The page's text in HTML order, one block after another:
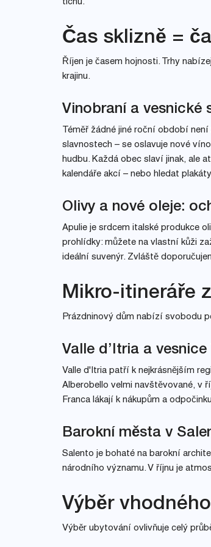
tichu.
Čas sklizně =
Říjen je časem hojnosti. Trhy
krajinu.
Vinobraní a vesnické
Téměř žádné jiné roční období
slavnostech – se oslavuje nové
hudbu. Každá obec slaví jinak, ale
kalendáře akcí – nebo hledat
Olivy a nové oleje:
Apulie je srdcem italské produkce
prohlídky: můžete na vlastní kůži
ideální suvenýr. Zvláště
Mikro-itineráře
Prázdninový dům nabízí svobodu
Valle d’Itria a vesnice
Valle d'Itria patří k nejkrásnějším
Alberobello velmi navštěvované, v
Franca lákají k nákupům a
Barokní města v
Salento je bohaté na barokní
národního významu. V říjnu je
Výběr
Výběr ubytování ovlivňuje celý